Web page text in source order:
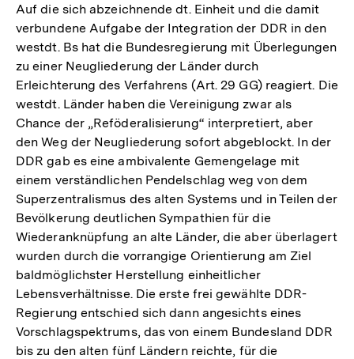
Auf die sich abzeichnende dt. Einheit und die damit
verbundene Aufgabe der Integration der DDR in den
westdt. Bs hat die Bundesregierung mit Überlegungen
zu einer Neugliederung der Länder durch
Erleichterung des Verfahrens (Art. 29 GG) reagiert. Die
westdt. Länder haben die Vereinigung zwar als
Chance der „Reföderalisierung“ interpretiert, aber
den Weg der Neugliederung sofort abgeblockt. In der
DDR gab es eine ambivalente Gemengelage mit
einem verständlichen Pendelschlag weg von dem
Superzentralismus des alten Systems und in Teilen der
Bevölkerung deutlichen Sympathien für die
Wiederanknüpfung an alte Länder, die aber überlagert
wurden durch die vorrangige Orientierung am Ziel
baldmöglichster Herstellung einheitlicher
Lebensverhältnisse. Die erste frei gewählte DDR-
Regierung entschied sich dann angesichts eines
Vorschlagspektrums, das von einem Bundesland DDR
bis zu den alten fünf Ländern reichte, für die